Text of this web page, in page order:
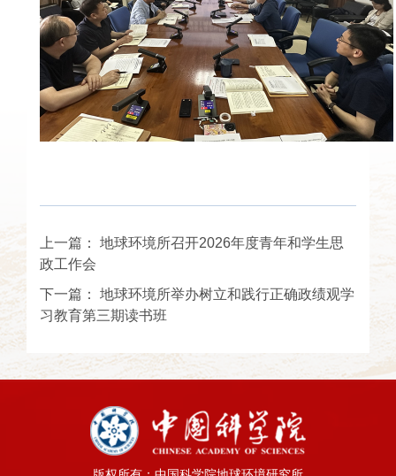
上一篇：
地球环境所召开2026年度青年和学生思
政工作会
下一篇：
地球环境所举办树立和践行正确政绩观学
习教育第三期读书班